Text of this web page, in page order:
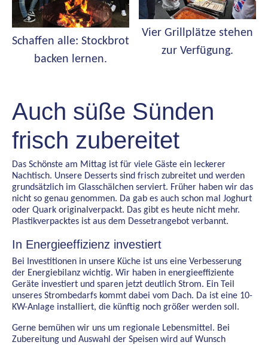
Schaffen alle: Stockbrot
backen lernen.
Vier Grillplätze stehen
zur Verfügung.
Auch süße Sünden
frisch zubereitet
Das Schönste am Mittag ist für viele Gäste ein leckerer
Nachtisch. Unsere Desserts sind frisch zubreitet und werden
grundsätzlich im Glasschälchen serviert. Früher haben wir das
nicht so genau genommen. Da gab es auch schon mal Joghurt
oder Quark originalverpackt. Das gibt es heute nicht mehr.
Plastikverpacktes ist aus dem Dessetrangebot verbannt.
In Energieeffizienz investiert
Bei Investitionen in unsere Küche ist uns eine Verbesserung
der Energiebilanz wichtig. Wir haben in energieeffiziente
Geräte investiert und sparen jetzt deutlich Strom. Ein Teil
unseres Strombedarfs kommt dabei vom Dach. Da ist eine 10-
KW-Anlage installiert, die künftig noch größer werden soll.
Gerne bemühen wir uns um regionale Lebensmittel. Bei
Zubereitung und Auswahl der Speisen wird auf Wunsch